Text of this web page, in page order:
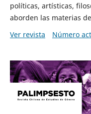
políticas, artísticas,
aborden las materias
Ver revista
Número